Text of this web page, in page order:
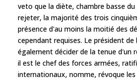
veto que la diète, chambre basse
rejeter, la majorité des trois
présence d'au moins la moitié des
cependant requises. Le président
également décider de la tenue d'un
il est le chef des forces armées,
internationaux, nomme, révoque